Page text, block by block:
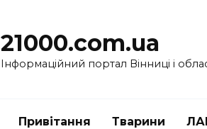
21000.com.ua
Інформаційний портал Вінниці і
Привітання Тварини